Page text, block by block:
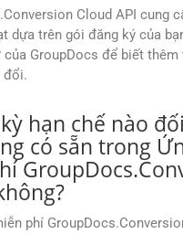
Cloud API cung
dựa trên gói đăng ký của
của GroupDocs để biết
đổi.
hạn chế nào
có sẵn trong
phí